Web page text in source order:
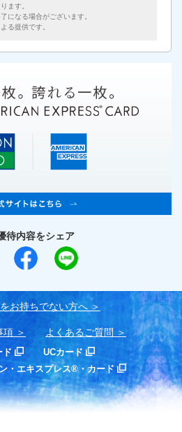
ます。
になる場合がございます。
る提供です。
待内容をシェア
お持ちでない⽅へ
項 よくあるご質問
ド
UCカード
・エキスプレス®・カード